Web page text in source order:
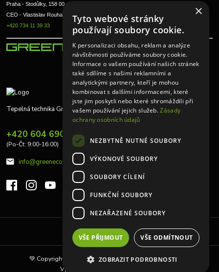
Praha - Stodůlky, 158 00
CEO - Vlastislav Rouha ml.
+420 734 11 39 33
Tepelná technika Greeneco
+420 604 690 848
(Po-Čt: 9:00-16:00)
info@greeneco.cz
Upravit sběr cookies.
💚 Copyright © 2010 | Tepelná technika Greeneco s.r.o 💚
Vytvořeno na
×
Tyto webové stránky
používají soubory cookie.
K personalizaci obsahu, reklam a analýze
návštěvnosti používáme soubory cookie.
Informace o vašem používání našich stránek
také sdílíme s našimi reklamními a
analytickými partnery, kteří je mohou
kombinovat s dalšími informacemi, které
jste jim poskytli nebo které shromáždili při
vašem používání jejich služeb.Zásady
ochrany osobních údajů
NEZBYTNĚ NUTNÉ SOUBORY
VÝKONOVÉ SOUBORY
SOUBORY CÍLENÍ
FUNKČNÍ SOUBORY
NEZAŘAZENÉ SOUBORY
VŠE PŘIJMOUT VŠE ODMÍTNOUT
ZOBRAZIT PODROBNOSTI